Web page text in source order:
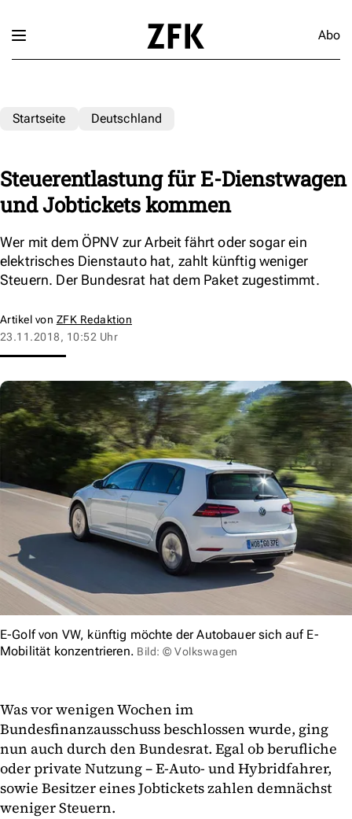
Abo
Startseite Deutschland
Steuerentlastung für E-Dienstwagen
und Jobtickets kommen
Wer mit dem ÖPNV zur Arbeit fährt oder sogar ein
elektrisches Dienstauto hat, zahlt künftig weniger
Steuern. Der Bundesrat hat dem Paket zugestimmt.
Artikel von ZFK Redaktion
23.11.2018, 10:52 Uhr
E-Golf von VW, künftig möchte der Autobauer sich auf E-
Mobilität konzentrieren. Bild: © Volkswagen
Was vor wenigen Wochen im
Bundesfinanzausschuss beschlossen wurde, ging
nun auch durch den Bundesrat. Egal ob berufliche
oder private Nutzung – E-Auto- und Hybridfahrer,
sowie Besitzer eines Jobtickets zahlen demnächst
weniger Steuern.